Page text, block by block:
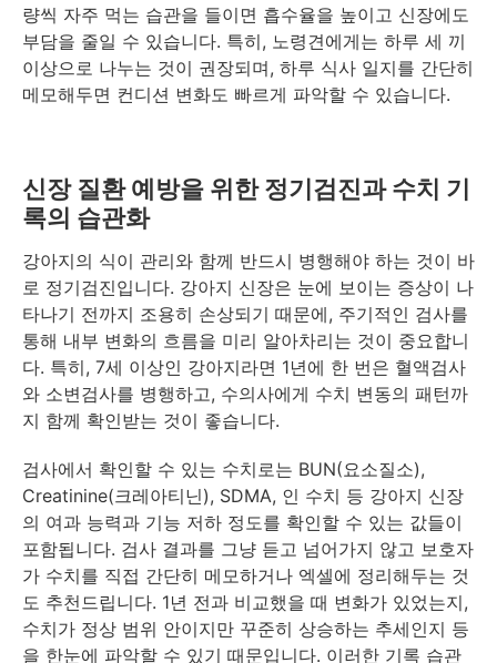
량씩 자주 먹는 습관을 들이면 흡수율을 높이고 신장에도
부담을 줄일 수 있습니다. 특히, 노령견에게는 하루 세 끼
이상으로 나누는 것이 권장되며, 하루 식사 일지를 간단히
메모해두면 컨디션 변화도 빠르게 파악할 수 있습니다.
신장 질환 예방을 위한 정기검진과 수치 기
록의 습관화
강아지의 식이 관리와 함께 반드시 병행해야 하는 것이 바
로 정기검진입니다. 강아지 신장은 눈에 보이는 증상이 나
타나기 전까지 조용히 손상되기 때문에, 주기적인 검사를
통해 내부 변화의 흐름을 미리 알아차리는 것이 중요합니
다. 특히, 7세 이상인 강아지라면 1년에 한 번은 혈액검사
와 소변검사를 병행하고, 수의사에게 수치 변동의 패턴까
지 함께 확인받는 것이 좋습니다.
검사에서 확인할 수 있는 수치로는 BUN(요소질소),
Creatinine(크레아티닌), SDMA, 인 수치 등 강아지 신장
의 여과 능력과 기능 저하 정도를 확인할 수 있는 값들이
포함됩니다. 검사 결과를 그냥 듣고 넘어가지 않고 보호자
가 수치를 직접 간단히 메모하거나 엑셀에 정리해두는 것
도 추천드립니다. 1년 전과 비교했을 때 변화가 있었는지,
수치가 정상 범위 안이지만 꾸준히 상승하는 추세인지 등
을 한눈에 파악할 수 있기 때문입니다. 이러한 기록 습관